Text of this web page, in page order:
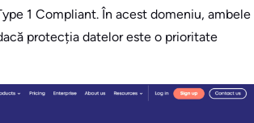
1 Compliant. În acest domeniu, ambele
protecția datelor este o prioritate